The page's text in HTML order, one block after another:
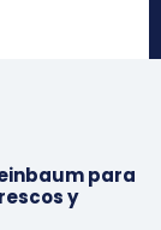
para
y